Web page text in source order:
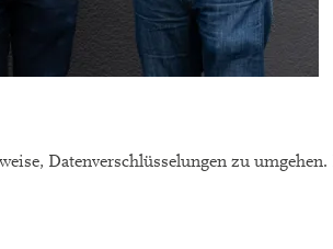
Datenverschlüsselungen zu umgehen.